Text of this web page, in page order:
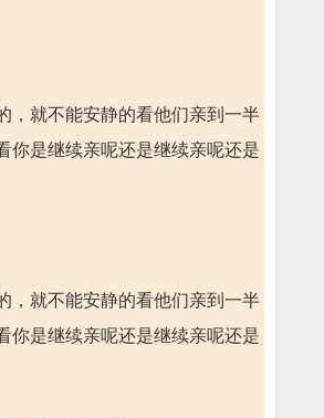
，就不能安静的看他们亲到一半
你是继续亲呢还是继续亲呢还是
，就不能安静的看他们亲到一半
你是继续亲呢还是继续亲呢还是